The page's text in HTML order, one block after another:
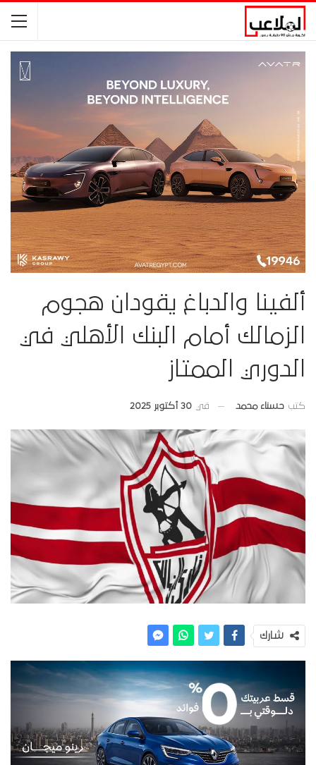
ألفينا والدباغ يقودان هجوم
الزمالك أمام البنك الأهلي في
الدوري الممتاز
كتب حسناء محمد في 30 أكتوبر 2025
شارك